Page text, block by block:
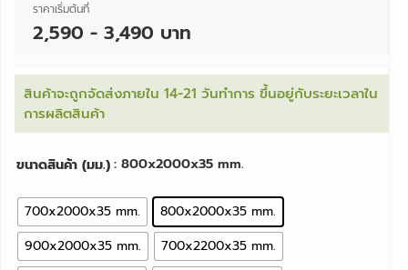
ราคาเริ่มต้นที่
2,590 - 3,490 บาท
สินค้าจะถูกจัดส่งภายใน 14-21 วันทำการ ขึ้นอยู่กับระยะเวลาใน
การผลิตสินค้า
ขนาดสินค้า (มม.): 800x2000x35 mm.
700x2000x35 mm.
800x2000x35 mm.
900x2000x35 mm.
700x2200x35 mm.